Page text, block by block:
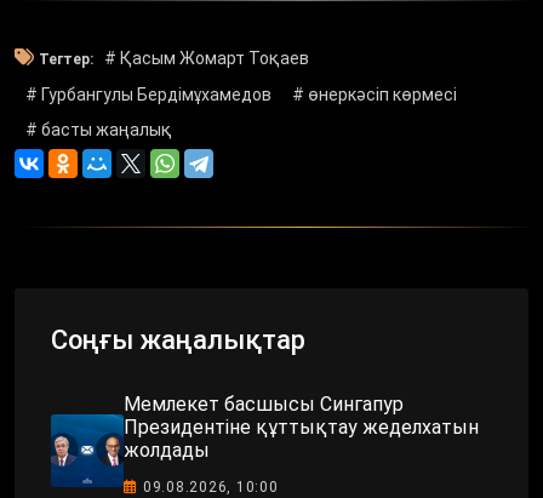
Тегтер:
# Қасым Жомарт Тоқаев
# Гурбангулы Бердімұхамедов
# өнеркәсіп көрмесі
# басты жаңалық
Соңғы жаңалықтар
Мемлекет басшысы Сингапур
Президентіне құттықтау жеделхатын
жолдады
09.08.2026, 10:00